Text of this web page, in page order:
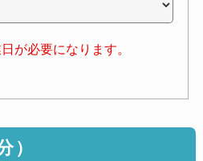
が必要になります。
）